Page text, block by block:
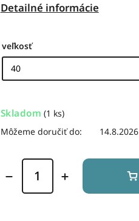
Detailné informácie
veľkosť
Skladom (1 ks)
Môžeme doručiť do:
14.8.2026